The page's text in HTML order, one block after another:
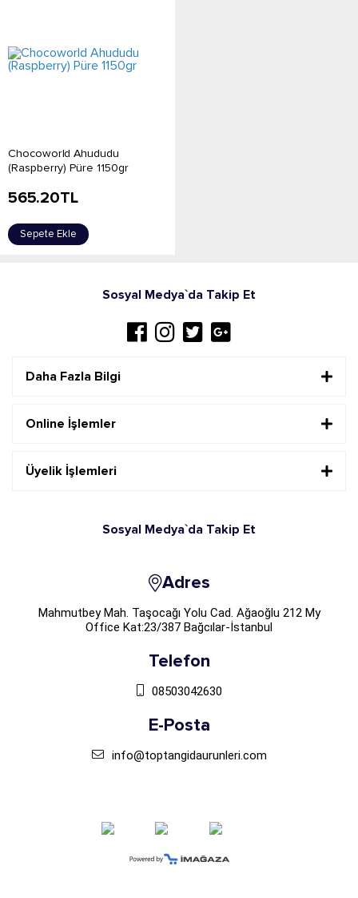
Chocoworld Ahududu
(Raspberry) Püre 1150gr
565.20TL
Sepete Ekle
Sosyal Medya`da Takip Et
Daha Fazla Bilgi
Online İşlemler
Üyelik İşlemleri
Sosyal Medya`da Takip Et
Adres
Mahmutbey Mah. Taşocağı Yolu Cad. Ağaoğlu 212 My
Office Kat:23/387 Bağcılar-İstanbul
Telefon
08503042630
E-Posta
info@toptangidaurunleri.com